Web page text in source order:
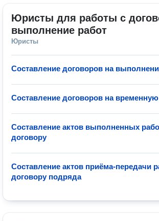
Юристы для работы с
выполнение работ
Юристы
Составление договоров на
Составление договоров на временную
Составление актов выполненных
договору
Составление актов приёма-передачи
договору подряда